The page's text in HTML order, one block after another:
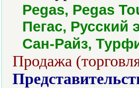
Pegas, Pegas
Пегас,
Сан-Райз,
Продажа